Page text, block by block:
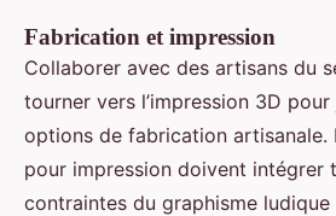
Fabrication et impression
Collaborer avec des artisans du
tourner vers l’impression 3D
options de fabrication artisanale.
pour impression doivent intégrer
contraintes du graphisme ludique